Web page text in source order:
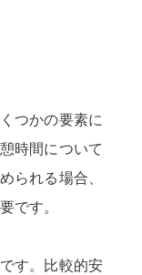
つかの要素に
時間について
られる場合、
です。
す。比較的安